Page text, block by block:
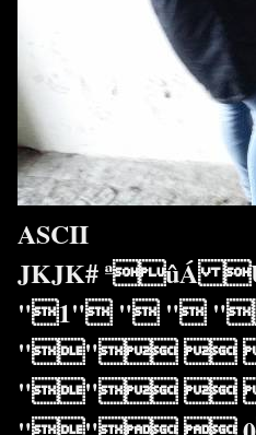
ASCII
JKJK# ªûÁ
"1" " "
"" 
"" 